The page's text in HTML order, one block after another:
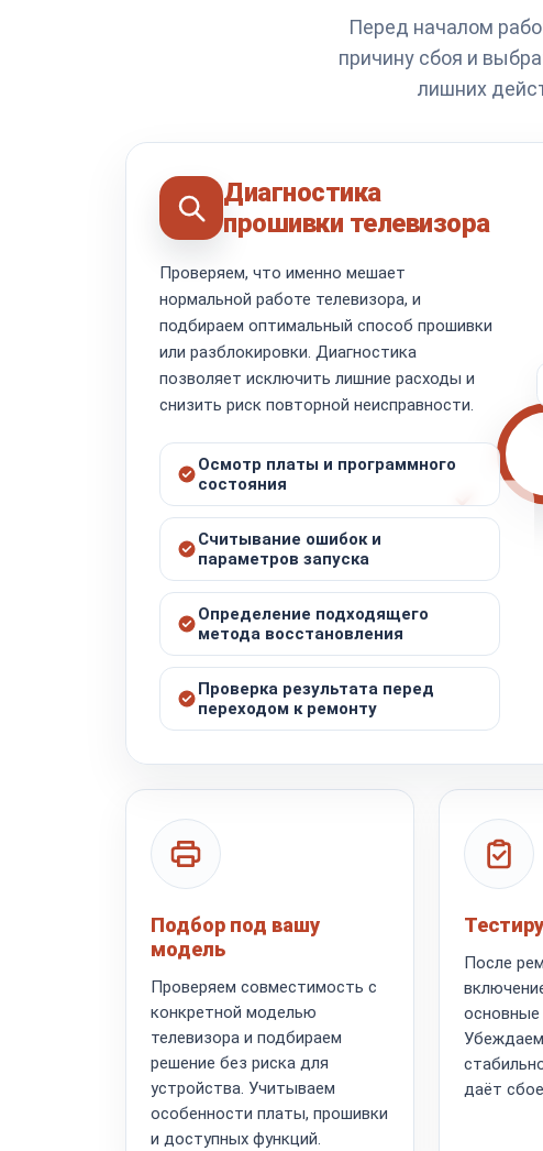
Перед началом
причину сбоя и
лишних
Диагностика
прошивки телевизора
Проверяем, что именно мешает
нормальной работе телевизора, и
подбираем оптимальный способ прошивки
или разблокировки. Диагностика
позволяет исключить лишние расходы и
снизить риск повторной неисправности.
Осмотр платы и программного
состояния
Считывание ошибок и
параметров запуска
Определение подходящего
метода восстановления
Проверка результата перед
переходом к ремонту
Подбор под вашу
модель
Проверяем совместимость с
конкретной моделью
телевизора и подбираем
решение без риска для
устройства. Учитываем
особенности платы, прошивки
и доступных функций.
После
основные
даёт